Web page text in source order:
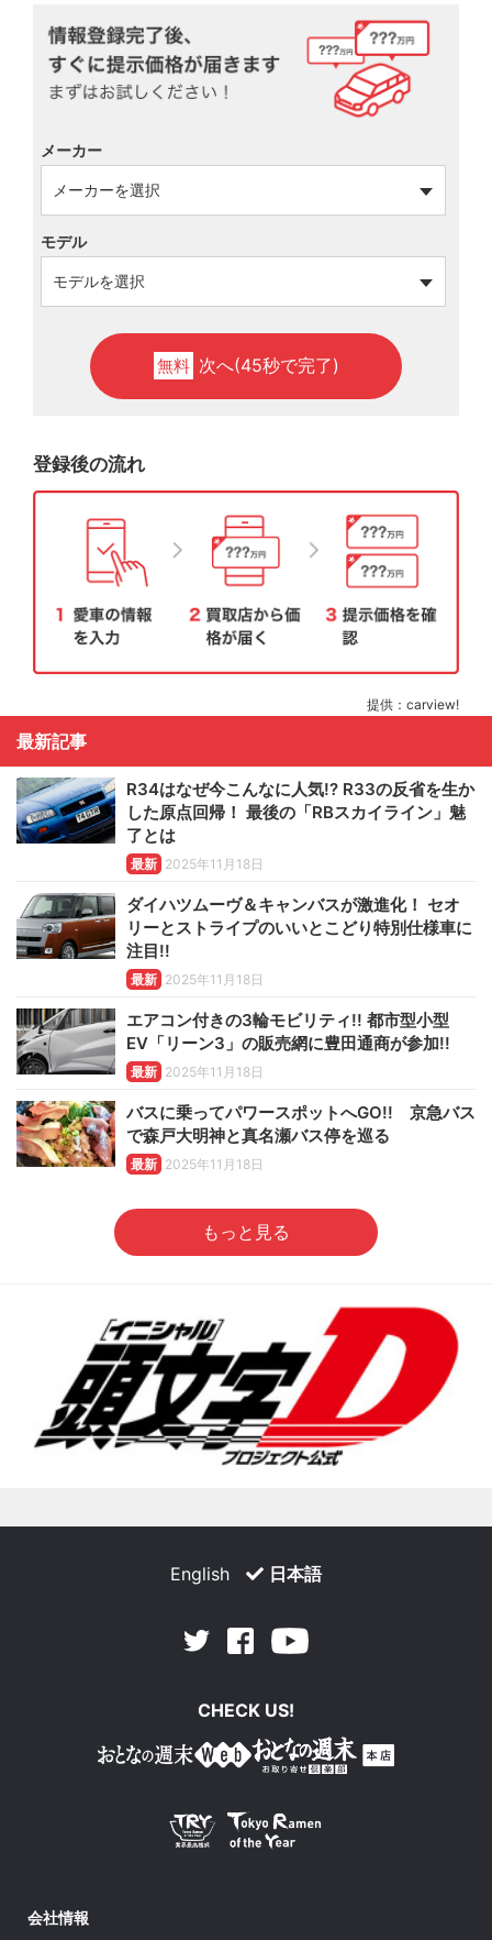
メーカー
モデル
無料 次へ(45秒で完了)
登録後の流れ
提供：carview!
最新記事
R34はなぜ今こんなに人気!? R33の反省を生か
した原点回帰！ 最後の「RBスカイライン」魅
了とは
最新 2025年11月18日
ダイハツムーヴ＆キャンバスが激進化！ セオ
リーとストライプのいいとこどり特別仕様車に
注目!!
最新 2025年11月18日
エアコン付きの3輪モビリティ!! 都市型小型
EV「リーン3」の販売網に豊田通商が参加!!
最新 2025年11月18日
バスに乗ってパワースポットへGO!! 京急バス
で森戸大明神と真名瀬バス停を巡る
最新 2025年11月18日
もっと見る
English 日本語
Twitter Facebook
CHECK US!
会社情報